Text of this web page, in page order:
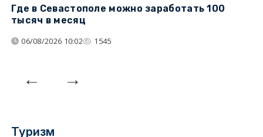
Где в Севастополе можно заработать 100
тысяч в месяц
06/08/2026 10:02 1545
Туризм